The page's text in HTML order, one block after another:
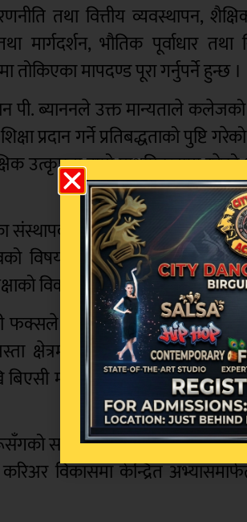
तथा वित्तीय व्यवस्थापन,
मार्गदर्शन, भौतिक पूर्वाधार
मापदण्ड पूरा गर्नुपर्ने हुन्छ ।
ब्याननले उक्त मान्यताले कलेजको
प्रदान गर्ने प्रतिबद्धताको पुष्टि
उत्कृष्टता हाम्रो प्राथमिकतामा
संस्थापक तथा प्रमुख कार्यकारी
विषय भएको उल्लेख गर्दै आगामी
विकासमा योगदान पुर्याउने
बिएसीको मान्यताले शैक्षिक
क्षेत्रमा संस्थाले कडा स्वतन्त्र
मान्यता प्राप्त द ब्रिटिस
सहकार्यमा सञ्चालन गरिएका
करिअर विकासमा केन्द्रित